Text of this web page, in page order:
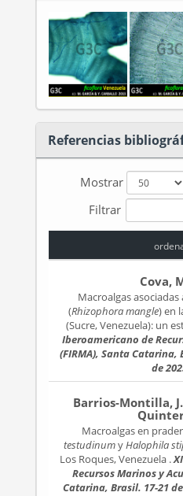
Referencias
Mostrar
Filtrar
Cova,
Macroalgas
(Rhizophora mangle) en
(Sucre, Venezuela): un
Iberoamericano de
(FIRMA), Santa
de
Barrios-Montilla,
Macroalgas en
testudinumyHalophila
Los Roques, Venezuela .
Recursos Marinos y
Catarina, Brasil. 17-21